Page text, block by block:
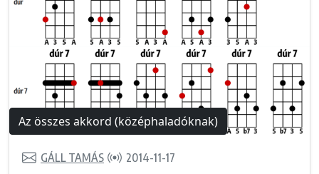
Az összes akkord (középhaladóknak)
GÁLL TAMÁS 2014-11-17